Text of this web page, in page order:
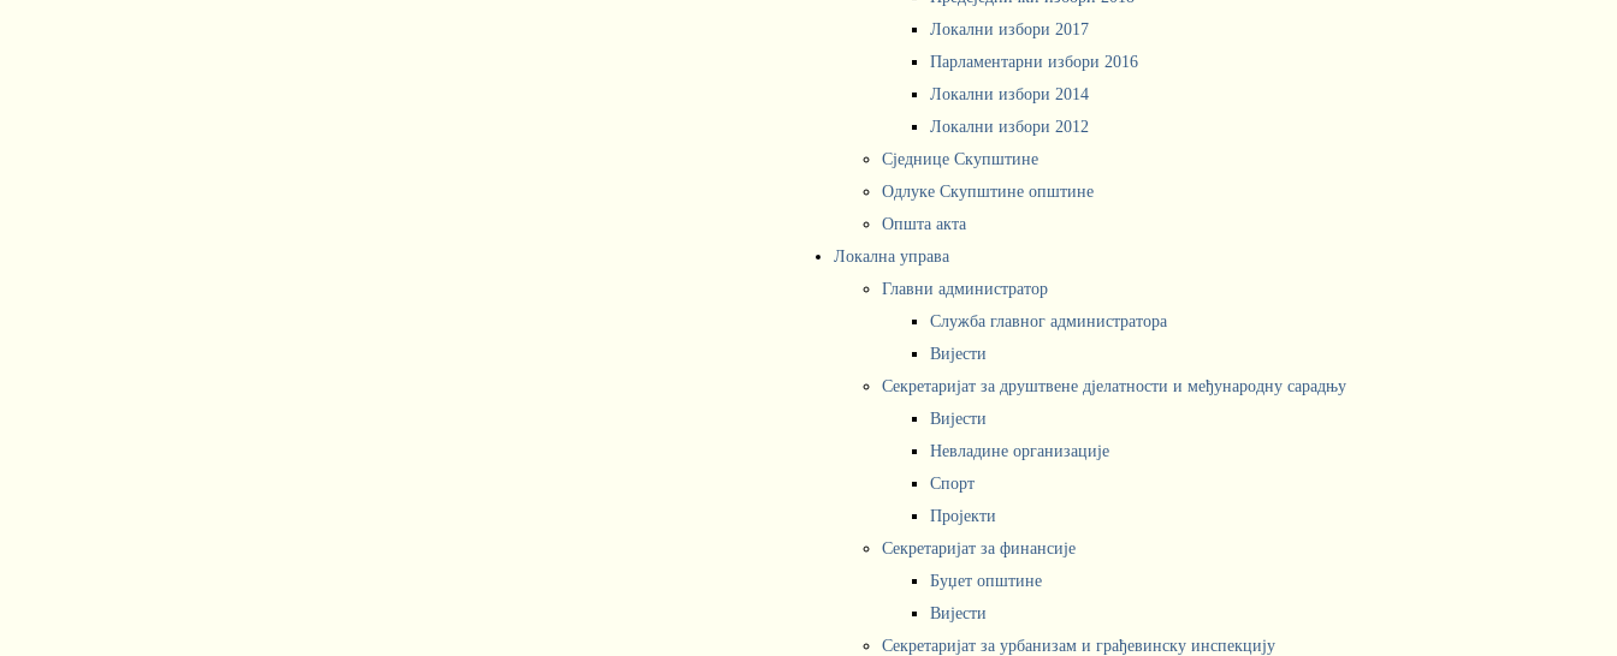
Локални избори 2017
Парламентарни избори 2016
Локални избори 2014
Локални избори 2012
Сједнице Скупштине
Одлуке Скупштине општине
Општа акта
Локална управа
Главни администратор
Служба главног администратора
Вијести
Секретаријат за друштвене дјелатности и међународну сарадњу
Вијести
Невладине организације
Спорт
Пројекти
Секретаријат за финансије
Буџет општине
Вијести
Секретаријат за урбанизам и грађевинску инспекцију